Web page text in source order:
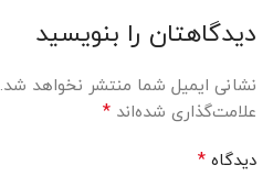
دیدگاهتان را بنویسید
نشانی ایمیل شما منتشر نخواهد شد.
علامت‌گذاری شده‌اند *
دیدگاه *